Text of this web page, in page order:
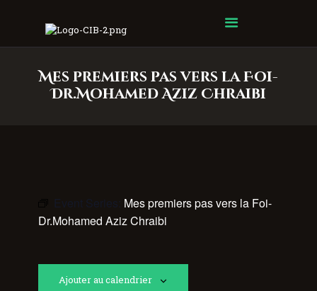
Mes premiers pas vers la Foi-
Dr.Mohamed Aziz Chraibi
Centre Islamique Badr
Event Series: Mes premiers pas vers la Foi-
Dr.Mohamed Aziz Chraibi
Ajouter au calendrier